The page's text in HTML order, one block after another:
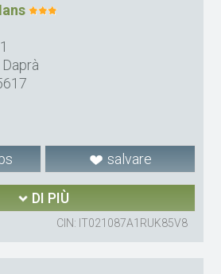
salvare
DI PIÙ
CIN: IT021087A1RUK85V8